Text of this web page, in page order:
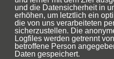
und die Datensicherheit in
erhöhen, um letztlich ein
die von uns verarbeiteten
sicherzustellen. Die
Logfiles werden getrennt
betroffene Person
Daten gespeichert.